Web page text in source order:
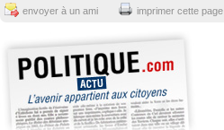
envoyer à un ami imprimer cette page